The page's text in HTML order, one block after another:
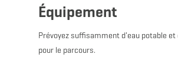
Équipement
Prévoyez suffisamment d'eau potable et
pour le parcours.